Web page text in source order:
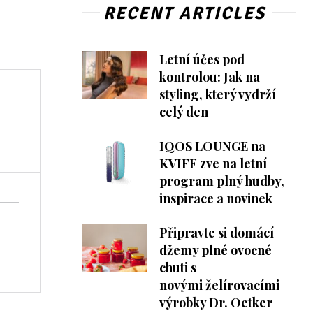
RECENT ARTICLES
Letní účes pod
kontrolou: Jak na
styling, který vydrží
celý den
IQOS LOUNGE na
KVIFF zve na letní
program plný hudby,
inspirace a novinek
Připravte si domácí
džemy plné ovocné
chuti s
novými želírovacími
výrobky Dr. Oetker